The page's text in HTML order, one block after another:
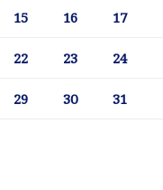
15 16 17
22 23 24
29 30 31